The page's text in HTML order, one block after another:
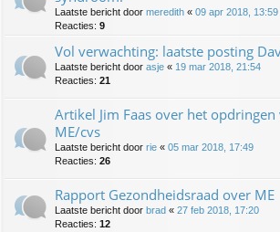
Laatste bericht door meredith « 09 apr 2018, 13:59
Reacties: 9
Vol verwachting: laatste posting
Laatste bericht door asje « 19 mar 2018, 21:54
Reacties: 21
Artikel Jim Faas over het opdringen
ME/cvs
Laatste bericht door rie « 05 mar 2018, 17:49
Reacties: 26
Rapport Gezondheidsraad over ME
Laatste bericht door brad « 27 feb 2018, 17:20
Reacties: 12